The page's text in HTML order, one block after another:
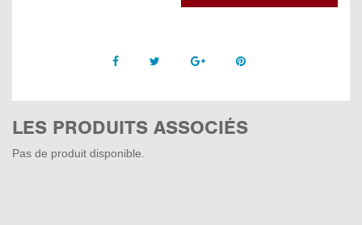
Facebook Twitter Google +Pinterest
LES PRODUITS ASSOCIÉS
Pas de produit disponible.